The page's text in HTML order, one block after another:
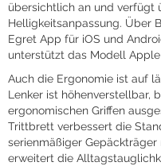
übersichtlich an und verfügt
Helligkeitsanpassung. Über
Egret App für iOS und
unterstützt das Modell Apple
Auch die Ergonomie ist auf
Lenker ist höhenverstellbar,
ergonomischen Griffen
Trittbrett verbessert die
serienmäßiger
erweitert die